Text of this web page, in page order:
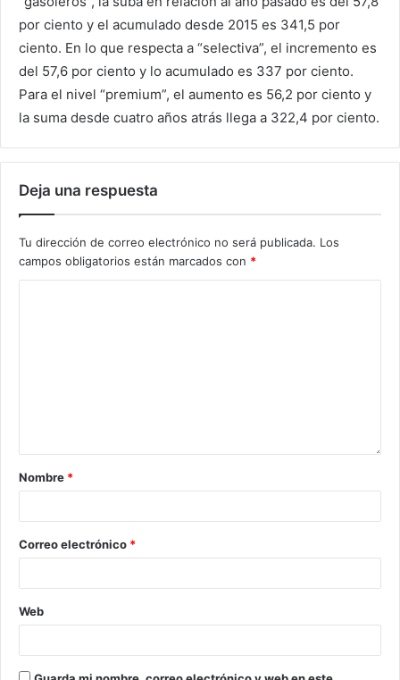
por ciento y el acumulado desde 2015 es 341,5 por
ciento. En lo que respecta a “selectiva”, el incremento es
del 57,6 por ciento y lo acumulado es 337 por ciento.
Para el nivel “premium”, el aumento es 56,2 por ciento y
la suma desde cuatro años atrás llega a 322,4 por ciento.
Deja una respuesta
Tu dirección de correo electrónico no será publicada. Los
campos obligatorios están marcados con *
Nombre *
Correo electrónico *
Web